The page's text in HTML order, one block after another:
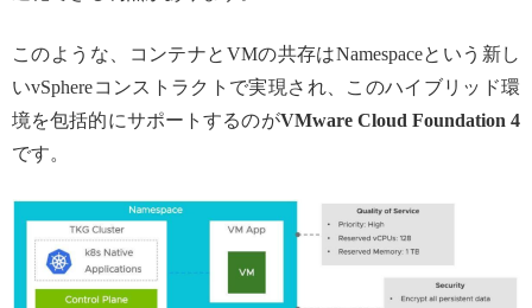
このような、コンテナとVMの共存はNamespaceという新し
いvSphereコンストラクトで実現され、このハイブリッド環
境を包括的にサポートするのがVMware Cloud Foundation 4
です。